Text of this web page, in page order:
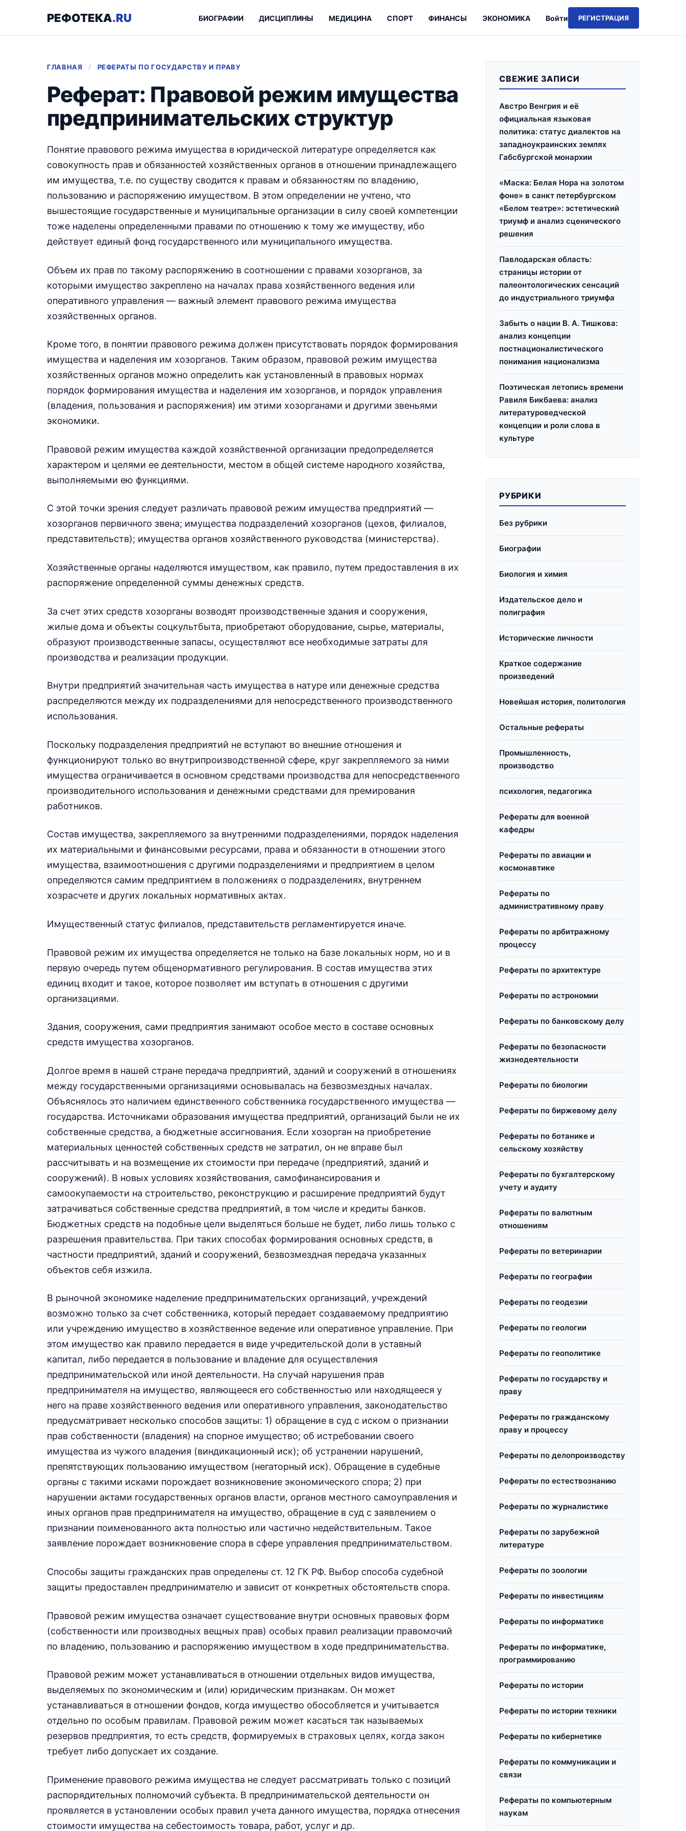
РЕФОТЕКА.RU Войти РЕГИСТРАЦИЯ
БИОГРАФИИ ДИСЦИПЛИНЫ МЕДИЦИНА СПОРТ ФИНАНСЫ ЭКОНОМИКА
ГЛАВНАЯ / РЕФЕРАТЫ ПО ГОСУДАРСТВУ И ПРАВУ
Реферат: Правовой режим имущества
предпринимательских структур
Понятие правового режима имущества в юридической литературе определяется как
совокупность прав и обязанностей хозяйственных органов в отношении принадлежащего
им имущества, т.е. по существу сводится к правам и обязанностям по владению,
пользованию и распоряжению имуществом. В этом определении не учтено, что
вышестоящие государственные и муниципальные организации в силу своей компетенции
тоже наделены определенными правами по отношению к тому же имуществу, ибо
действует единый фонд государственного или муниципального имущества.
Объем их прав по такому распоряжению в соотношении с правами хозорганов, за
которыми имущество закреплено на началах права хозяйственного ведения или
оперативного управления — важный элемент правового режима имущества
хозяйственных органов.
Кроме того, в понятии правового режима должен присутствовать порядок формирования
имущества и наделения им хозорганов. Таким образом, правовой режим имущества
хозяйственных органов можно определить как установленный в правовых нормах
порядок формирования имущества и наделения им хозорганов, и порядок управления
(владения, пользования и распоряжения) им этими хозорганами и другими звеньями
экономики.
Правовой режим имущества каждой хозяйственной организации предопределяется
характером и целями ее деятельности, местом в общей системе народного хозяйства,
выполняемыми ею функциями.
С этой точки зрения следует различать правовой режим имущества предприятий —
хозорганов первичного звена; имущества подразделений хозорганов (цехов, филиалов,
представительств); имущества органов хозяйственного руководства (министерства).
Хозяйственные органы наделяются имуществом, как правило, путем предоставления в их
распоряжение определенной суммы денежных средств.
За счет этих средств хозорганы возводят производственные здания и сооружения,
жилые дома и объекты соцкультбыта, приобретают оборудование, сырье, материалы,
образуют производственные запасы, осуществляют все необходимые затраты для
производства и реализации продукции.
Внутри предприятий значительная часть имущества в натуре или денежные средства
распределяются между их подразделениями для непосредственного производственного
использования.
Поскольку подразделения предприятий не вступают во внешние отношения и
функционируют только во внутрипроизводственной сфере, круг закрепляемого за ними
имущества ограничивается в основном средствами производства для непосредственного
производительного использования и денежными средствами для премирования
работников.
Состав имущества, закрепляемого за внутренними подразделениями, порядок наделения
их материальными и финансовыми ресурсами, права и обязанности в отношении этого
имущества, взаимоотношения с другими подразделениями и предприятием в целом
определяются самим предприятием в положениях о подразделениях, внутреннем
хозрасчете и других локальных нормативных актах.
Имущественный статус филиалов, представительств регламентируется иначе.
Правовой режим их имущества определяется не только на базе локальных норм, но и в
первую очередь путем общенормативного регулирования. В состав имущества этих
единиц входит и такое, которое позволяет им вступать в отношения с другими
организациями.
Здания, сооружения, сами предприятия занимают особое место в составе основных
средств имущества хозорганов.
Долгое время в нашей стране передача предприятий, зданий и сооружений в отношениях
между государственными организациями основывалась на безвозмездных началах.
Объяснялось это наличием единственного собственника государственного имущества —
государства. Источниками образования имущества предприятий, организаций были не их
собственные средства, а бюджетные ассигнования. Если хозорган на приобретение
материальных ценностей собственных средств не затратил, он не вправе был
рассчитывать и на возмещение их стоимости при передаче (предприятий, зданий и
сооружений). В новых условиях хозяйствования, самофинансирования и
самоокупаемости на строительство, реконструкцию и расширение предприятий будут
затрачиваться собственные средства предприятий, в том числе и кредиты банков.
Бюджетных средств на подобные цели выделяться больше не будет, либо лишь только с
разрешения правительства. При таких способах формирования основных средств, в
частности предприятий, зданий и сооружений, безвозмездная передача указанных
объектов себя изжила.
В рыночной экономике наделение предпринимательских организаций, учреждений
возможно только за счет собственника, который передает создаваемому предприятию
или учреждению имущество в хозяйственное ведение или оперативное управление. При
этом имущество как правило передается в виде учредительской доли в уставный
капитал, либо передается в пользование и владение для осуществления
предпринимательской или иной деятельности. На случай нарушения прав
предпринимателя на имущество, являющееся его собственностью или находящееся у
него на праве хозяйственного ведения или оперативного управления, законодательство
предусматривает несколько способов защиты: 1) обращение в суд с иском о признании
прав собственности (владения) на спорное имущество; об истребовании своего
имущества из чужого владения (виндикационный иск); об устранении нарушений,
препятствующих пользованию имуществом (негаторный иск). Обращение в судебные
органы с такими исками порождает возникновение экономического спора; 2) при
нарушении актами государственных органов власти, органов местного самоуправления и
иных органов прав предпринимателя на имущество, обращение в суд с заявлением о
признании поименованного акта полностью или частично недействительным. Такое
заявление порождает возникновение спора в сфере управления предпринимательством.
Способы защиты гражданских прав определены ст. 12 ГК РФ. Выбор способа судебной
защиты предоставлен предпринимателю и зависит от конкретных обстоятельств спора.
Правовой режим имущества означает существование внутри основных правовых форм
(собственности или производных вещных прав) особых правил реализации правомочий
по владению, пользованию и распоряжению имуществом в ходе предпринимательства.
Правовой режим может устанавливаться в отношении отдельных видов имущества,
выделяемых по экономическим и (или) юридическим признакам. Он может
устанавливаться в отношении фондов, когда имущество обособляется и учитывается
отдельно по особым правилам. Правовой режим может касаться так называемых
резервов предприятия, то есть средств, формируемых в страховых целях, когда закон
требует либо допускает их создание.
Применение правового режима имущества не следует рассматривать только с позиций
распорядительных полномочий субъекта. В предпринимательской деятельности он
проявляется в установлении особых правил учета данного имущества, порядка отнесения
стоимости имущества на себестоимость товара, работ, услуг и др.
СВЕЖИЕ ЗАПИСИ
Австро Венгрия и её
официальная языковая
политика: статус диалектов на
западноукраинских землях
Габсбургской монархии
«Маска: Белая Нора на золотом
фоне» в санкт петербургском
«Белом театре»: эстетический
триумф и анализ сценического
решения
Павлодарская область:
страницы истории от
палеонтологических сенсаций
до индустриального триумфа
Забыть о нации В. А. Тишкова:
анализ концепции
постнационалистического
понимания национализма
Поэтическая летопись времени
Равиля Бикбаева: анализ
литературоведческой
концепции и роли слова в
культуре
РУБРИКИ
Без рубрики
Биографии
Биология и химия
Издательское дело и
полиграфия
Исторические личности
Краткое содержание
произведений
Новейшая история, политология
Остальные рефераты
Промышленность,
производство
психология, педагогика
Рефераты для военной
кафедры
Рефераты по авиации и
космонавтике
Рефераты по
административному праву
Рефераты по арбитражному
процессу
Рефераты по архитектуре
Рефераты по астрономии
Рефераты по банковскому делу
Рефераты по безопасности
жизнедеятельности
Рефераты по биологии
Рефераты по биржевому делу
Рефераты по ботанике и
сельскому хозяйству
Рефераты по бухгалтерскому
учету и аудиту
Рефераты по валютным
отношениям
Рефераты по ветеринарии
Рефераты по географии
Рефераты по геодезии
Рефераты по геологии
Рефераты по геополитике
Рефераты по государству и
праву
Рефераты по гражданскому
праву и процессу
Рефераты по делопроизводству
Рефераты по естествознанию
Рефераты по журналистике
Рефераты по зарубежной
литературе
Рефераты по зоологии
Рефераты по инвестициям
Рефераты по информатике
Рефераты по информатике,
программированию
Рефераты по истории
Рефераты по истории техники
Рефераты по кибернетике
Рефераты по коммуникации и
связи
Рефераты по компьютерным
наукам